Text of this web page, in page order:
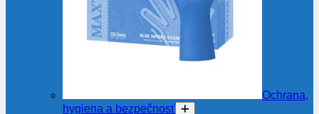
Ochrana,
hygiena a bezpečnosť